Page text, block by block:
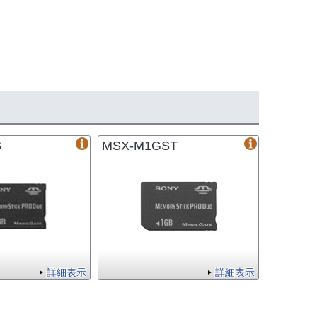
詳細表示
MSX-M1GST
詳細表示